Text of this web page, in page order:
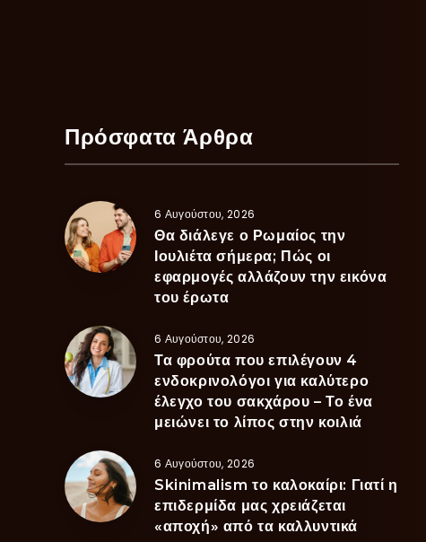
Πρόσφατα Άρθρα
6 Αυγούστου, 2026
Θα διάλεγε ο Ρωμαίος την
Ιουλιέτα σήμερα; Πώς οι
εφαρμογές αλλάζουν την εικόνα
του έρωτα
6 Αυγούστου, 2026
Τα φρούτα που επιλέγουν 4
ενδοκρινολόγοι για καλύτερο
έλεγχο του σακχάρου – Το ένα
μειώνει το λίπος στην κοιλιά
6 Αυγούστου, 2026
Skinimalism το καλοκαίρι: Γιατί η
επιδερμίδα μας χρειάζεται
«αποχή» από τα καλλυντικά